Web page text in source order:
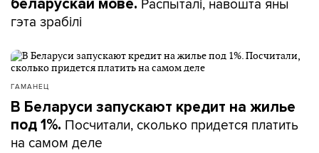
беларускай мове.
гэта зрабілі
ГАМАНЕЦ
В Беларуси запускают кредит на жилье
под 1%. Посчитали, сколько придется платить
на самом деле